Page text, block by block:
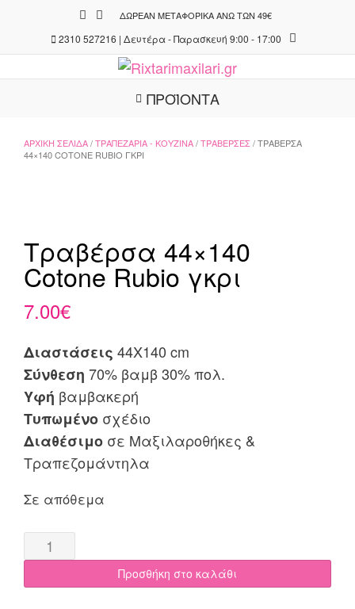
content
ΔΩΡΕΆΝ ΜΕΤΑΦΟΡΙΚΆ ΆΝΩ ΤΩΝ 49€
2310 527216 | Δευτέρα - Παρασκευή 9:00 - 17:00
ΠΡΟΪΟΝΤΑ
ΑΡΧΙΚΉ ΣΕΛΊΔΑ/ΤΡΑΠΕΖΑΡΊΑ - ΚΟΥΖΊΝΑ/ΤΡΑΒΈΡΣΕΣ/ ΤΡΑΒΈΡΣΑ
44×140 COTONE RUBIO ΓΚΡΙ
Τραβέρσα 44×140
Cotone Rubio γκρι
7.00€
Διαστάσεις 44X140 cm
Σύνθεση 70% βαμβ 30% πολ.
Υφή βαμβακερή
Τυπωμένο σχέδιο
Διαθέσιμο σε Μαξιλαροθήκες &
Τραπεζομάντηλα
Σε απόθεμα
Τραβέρσα
44x140
Cotone
Προσθήκη στο καλάθι